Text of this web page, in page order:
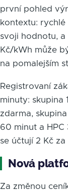
první pohled
kontextu:
svoji hodnotu,
Kč/kWh může
na pomalejším
Registrovaní
minuty: skupina
zdarma,
60 minut a
se účtují 2 Kč
Nová
Za změnou